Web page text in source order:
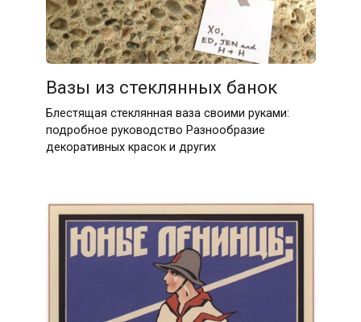
Вазы из стеклянных банок
Блестящая стеклянная ваза своими руками:
подробное руководство Разнообразие
декоративных красок и других